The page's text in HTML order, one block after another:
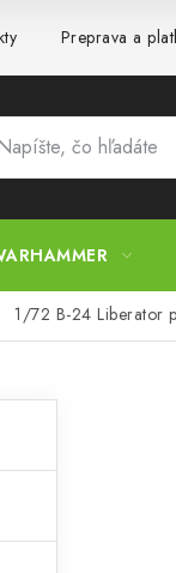
Preprava a
1/72 B-24 Liberator